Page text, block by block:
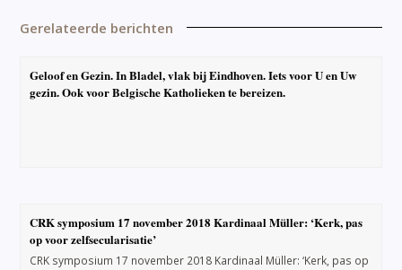
Gerelateerde berichten
Geloof en Gezin. In Bladel, vlak bij Eindhoven. Iets voor U en Uw
gezin. Ook voor Belgische Katholieken te bereizen.
CRK symposium 17 november 2018 Kardinaal Müller: ‘Kerk, pas
op voor zelfsecularisatie’
CRK symposium 17 november 2018 Kardinaal Müller: ‘Kerk, pas op